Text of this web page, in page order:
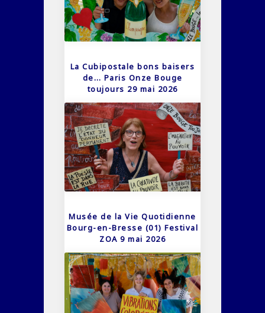
La Cubipostale bons baisers
de… Paris Onze Bouge
toujours 29 mai 2026
Musée de la Vie Quotidienne
Bourg-en-Bresse (01) Festival
ZOA 9 mai 2026